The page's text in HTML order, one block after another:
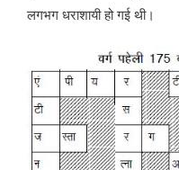
लगभग धराशायी हो गई थी।